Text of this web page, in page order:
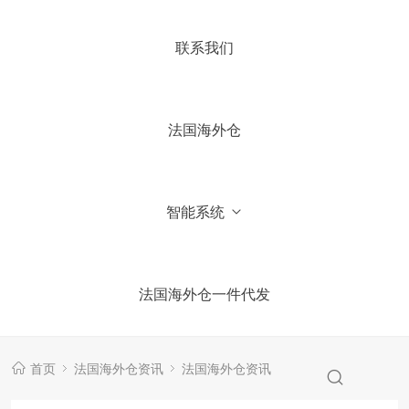
联系我们
法国海外仓
智能系统
法国海外仓一件代发
首页 法国海外仓资讯 法国海外仓资讯
4.你们国内有公司吗？